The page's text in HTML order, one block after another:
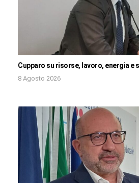
Cupparo su risorse, lavoro, energia e
8 Agosto 2026